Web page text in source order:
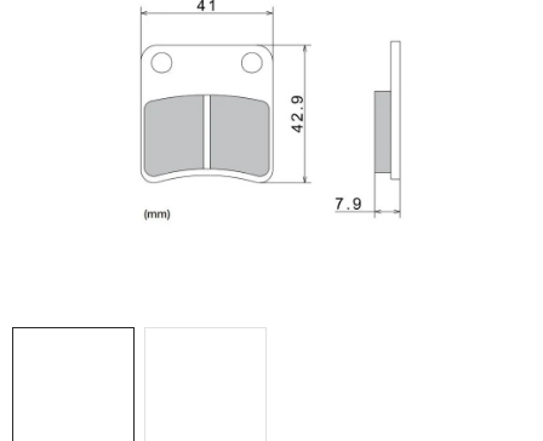
TIP NA DÁRKY
NÁHRADNÍ DÍLY
Moje objednávka Kontakt
Reklamace a vrácení zboží